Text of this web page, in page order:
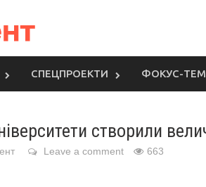
СПЕЦПРОЕКТИ ФОКУС-
створили
Leave a comment 663